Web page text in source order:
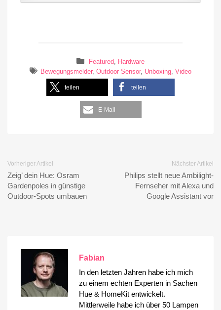
Featured, Hardware
Bewegungsmelder, Outdoor Sensor, Unboxing, Video
teilen teilen
E-Mail
Vorheriger Artikel
Zeig’ dein Hue: Osram
Gardenpoles in günstige
Outdoor-Spots umbauen
Nächster Artikel
Philips stellt neue Ambilight-
Fernseher mit Alexa und
Google Assistant vor
Fabian
In den letzten Jahren habe ich mich
zu einem echten Experten in Sachen
Hue & HomeKit entwickelt.
Mittlerweile habe ich über 50 Lampen